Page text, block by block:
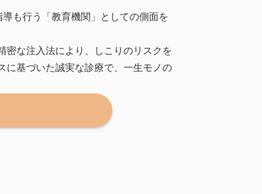
も行う「教育機関」としての側面を
密な注入法により、しこりのリスクを
に基づいた誠実な診療で、一生モノの